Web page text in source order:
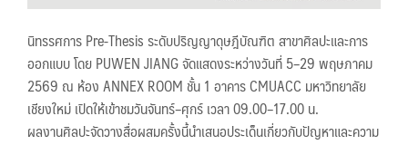
นิทรรศการ Pre-Thesis ระดับปริญญาดุษฎีบัณฑิต สาขาศิลปะและการ
ออกแบบ โดย PUWEN JIANG จัดแสดงระหว่างวันที่ 5–29 พฤษภาคม
2569 ณ ห้อง ANNEX ROOM ชั้น 1 อาคาร CMUACC มหาวิทยาลัย
เชียงใหม่ เปิดให้เข้าชมวันจันทร์–ศุกร์ เวลา 09.00–17.00 น.
ผลงานศิลปะจัดวางสื่อผสมครั้งนี้นำเสนอประเด็นเกี่ยวกับปัญหาและความ